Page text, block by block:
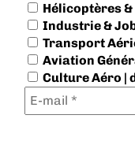
Hélicoptères &
Industrie &
Transport
Aviation
Culture Aéro |